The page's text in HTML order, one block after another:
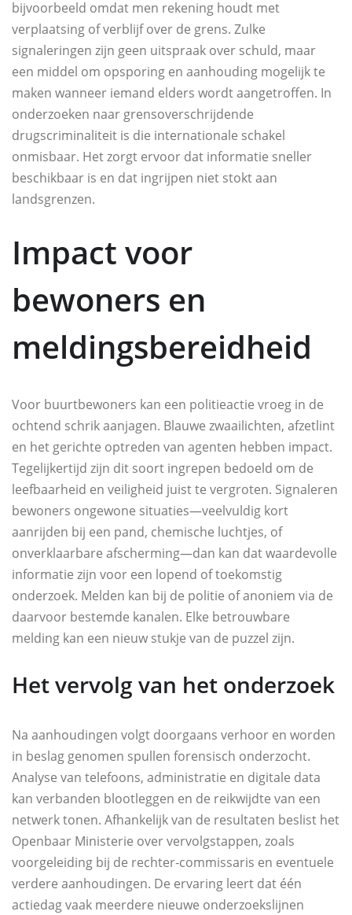
bijvoorbeeld omdat men rekening houdt met
verplaatsing of verblijf over de grens. Zulke
signaleringen zijn geen uitspraak over schuld, maar
een middel om opsporing en aanhouding mogelijk te
maken wanneer iemand elders wordt aangetroffen. In
onderzoeken naar grensoverschrijdende
drugscriminaliteit is die internationale schakel
onmisbaar. Het zorgt ervoor dat informatie sneller
beschikbaar is en dat ingrijpen niet stokt aan
landsgrenzen.
Impact voor
bewoners en
meldingsbereidheid
Voor buurtbewoners kan een politieactie vroeg in de
ochtend schrik aanjagen. Blauwe zwaailichten, afzetlint
en het gerichte optreden van agenten hebben impact.
Tegelijkertijd zijn dit soort ingrepen bedoeld om de
leefbaarheid en veiligheid juist te vergroten. Signaleren
bewoners ongewone situaties—veelvuldig kort
aanrijden bij een pand, chemische luchtjes, of
onverklaarbare afscherming—dan kan dat waardevolle
informatie zijn voor een lopend of toekomstig
onderzoek. Melden kan bij de politie of anoniem via de
daarvoor bestemde kanalen. Elke betrouwbare
melding kan een nieuw stukje van de puzzel zijn.
Het vervolg van het onderzoek
Na aanhoudingen volgt doorgaans verhoor en worden
in beslag genomen spullen forensisch onderzocht.
Analyse van telefoons, administratie en digitale data
kan verbanden blootleggen en de reikwijdte van een
netwerk tonen. Afhankelijk van de resultaten beslist het
Openbaar Ministerie over vervolgstappen, zoals
voorgeleiding bij de rechter‑commissaris en eventuele
verdere aanhoudingen. De ervaring leert dat één
actiedag vaak meerdere nieuwe onderzoekslijnen